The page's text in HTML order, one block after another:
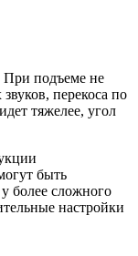
При подъеме не
перекоса по
тяжелее, угол
быть
более сложного
настройки